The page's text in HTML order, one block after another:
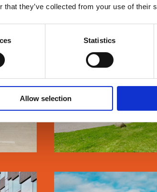
that they’ve collected from your use of their
Statistics
Allow selection
DTU BIOSUSTAIN
SE MERE